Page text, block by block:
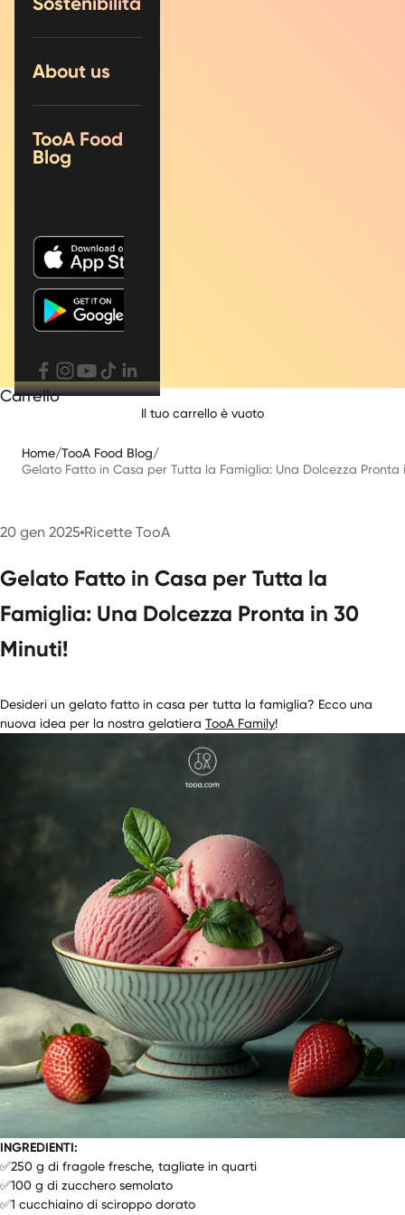
About us
TooA Food
Blog
Carrello
Il tuo carrello è vuoto
Home/TooA Food Blog/
Gelato Fatto in Casa per Tutta la Famiglia: Una Dolcezza Pronta
20 gen 2025 Ricette TooA
Gelato Fatto in Casa per Tutta la
Famiglia: Una Dolcezza Pronta in 30
Minuti!
Desideri un gelato fatto in casa per tutta la famiglia? Ecco una
nuova idea per la nostra gelatiera TooA Family!
INGREDIENTI:
✅250 g di fragole fresche, tagliate in quarti
✅100 g di zucchero semolato
✅1 cucchiaino di sciroppo dorato